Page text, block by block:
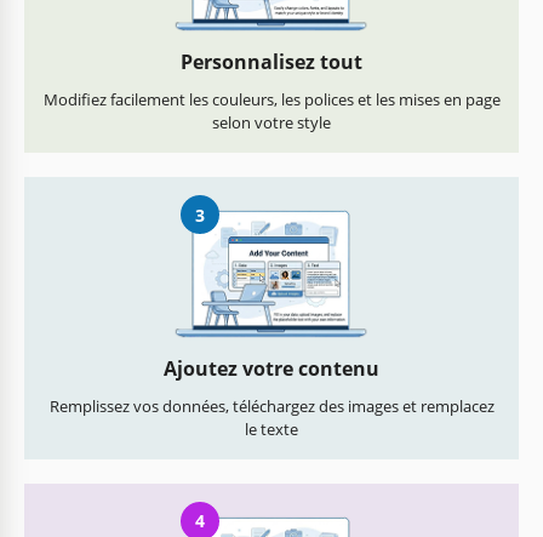
Personnalisez tout
Modifiez facilement les couleurs, les polices et les mises en page
selon votre style
3
Ajoutez votre contenu
Remplissez vos données, téléchargez des images et remplacez
le texte
4